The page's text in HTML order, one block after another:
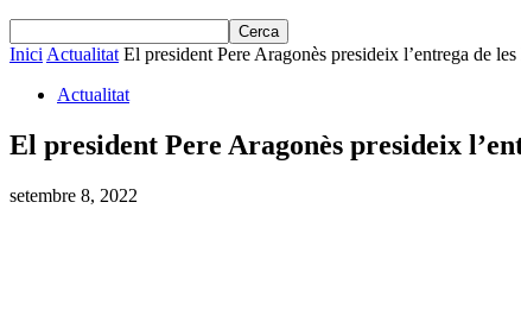
Inici Actualitat El president Pere Aragonès presideix l’entrega de
Actualitat
El president Pere Aragonès presideix
setembre 8, 2022